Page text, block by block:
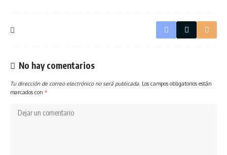
No hay comentarios
Tu dirección de correo electrónico no será publicada. Los campos obligatorios están
marcados con *